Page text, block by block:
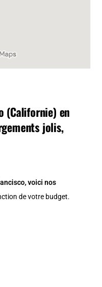
(Californie) en
jolis,
voici nos
de votre budget.